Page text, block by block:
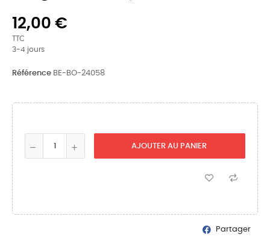
12,00 €
TTC
3-4 jours
Référence BE-BO-24058
AJOUTER AU PANIER
Partager